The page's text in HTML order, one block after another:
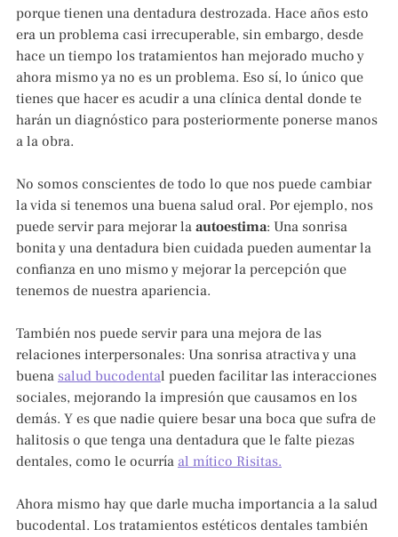
porque tienen una dentadura destrozada. Hace años esto
era un problema casi irrecuperable, sin embargo, desde
hace un tiempo los tratamientos han mejorado mucho y
ahora mismo ya no es un problema. Eso sí, lo único que
tienes que hacer es acudir a una clínica dental donde te
harán un diagnóstico para posteriormente ponerse manos
a la obra.
No somos conscientes de todo lo que nos puede cambiar
la vida si tenemos una buena salud oral. Por ejemplo, nos
puede servir para mejorar la autoestima: Una sonrisa
bonita y una dentadura bien cuidada pueden aumentar la
confianza en uno mismo y mejorar la percepción que
tenemos de nuestra apariencia.
También nos puede servir para una mejora de las
relaciones interpersonales: Una sonrisa atractiva y una
buena salud bucodental pueden facilitar las interacciones
sociales, mejorando la impresión que causamos en los
demás. Y es que nadie quiere besar una boca que sufra de
halitosis o que tenga una dentadura que le falte piezas
dentales, como le ocurría al mítico Risitas.
Ahora mismo hay que darle mucha importancia a la salud
bucodental. Los tratamientos estéticos dentales también